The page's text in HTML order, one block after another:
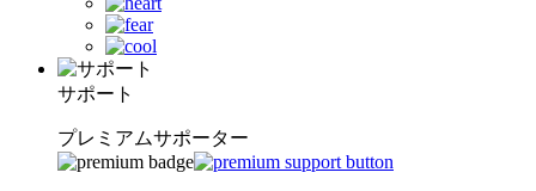
サポート
プレミアムサポーター